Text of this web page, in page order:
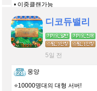
• 이중클랜가능
• 자유로운분위기디코듀밸리
5일 전
웅양
⭐️10000명대의 대형 서버!